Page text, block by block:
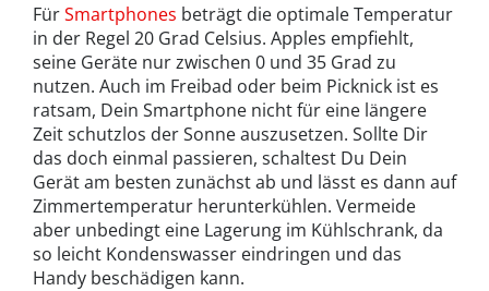
FürSmartphones beträgt die optimale Temperatur
in der Regel 20 Grad Celsius. Apples empfiehlt,
seine Geräte nur zwischen 0 und 35 Grad zu
nutzen. Auch im Freibad oder beim Picknick ist es
ratsam, Dein Smartphone nicht für eine längere
Zeit schutzlos der Sonne auszusetzen. Sollte Dir
das doch einmal passieren, schaltest Du Dein
Gerät am besten zunächst ab und lässt es dann auf
Zimmertemperatur herunterkühlen. Vermeide
aber unbedingt eine Lagerung im Kühlschrank, da
so leicht Kondenswasser eindringen und das
Handy beschädigen kann.